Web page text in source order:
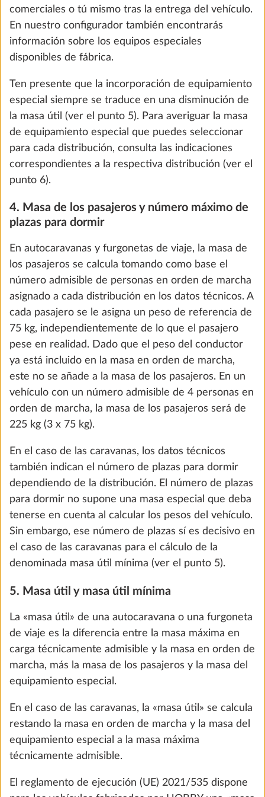
Regulador de la presión de gas TRUMA
DuoControl incl. sistema automático de
conmutación, sensor de colisión y filtro
de gas
Más
Sistema Smart-Trailer (nivelación del
vehículo e indicador del nivel de gas
Más
0,0 kg
316 €
Añadir
Paquete autárquico incl. regulador de
carga con booster, batería (AGM, 95 Ah),
sensor de batería y caja de batería
Añadir
configuración ni el pedido.
Si es preciso, consulta a tu concesionario HOBBY
para verificar los cálculos y asegurarte de que no se
decir, que quede suficiente masa libre para los
pasajeros (solo en el caso de autocaravanas y
furgonetas de viaje) y la masa útil mínima.
6. Masa máxima para equipamiento especial
Para que al incorporar equipamiento especial no
admisible para el vehículo teniendo en cuenta la
masa en orden de marcha, la masa de los pasajeros
masa útil mínima reglamentaria, HOBBY ha limitado
la instalación de equipamiento especial y, en calidad
de fabricante, ha fijado una «masa máxima para
equipamiento especial».
En las autocaravanas y las furgonetas de viaje, este
valor se calcula restando la masa en orden de
marcha, la masa de los pasajeros y la masa útil
mínima a la masa máxima técnicamente admisible.
En las caravanas, este valor se calcula restando la
masa en orden de marcha y la masa útil mínima a la
masa máxima técnicamente admisible.
Como la masa en orden de marcha es un valor
calculado inferior a las tolerancias reglamentarias de
± 5 % y, puesto que en caso de alcanzarse estas
tolerancias, la masa útil podría disminuir hasta
quedar por debajo de la masa útil mínima, en la
masa máxima para equipamiento especial se
calculan preventivamente las tolerancias
reglamentarias. Asimismo, se tienen en cuenta las
nacionales y de los modelos especiales que no
forman parte del equipamiento de serie.
En los datos técnicos figuran indicaciones sobre la
masa máxima del equipamiento especial para cada
distribución.
De acuerdo, entendido